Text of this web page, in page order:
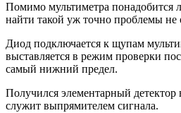
Помимо мультиметра понадобится
найти такой уж точно проблемы не
Диод подключается к щупам
выставляется в режим проверки
самый нижний предел.
Получился элементарный
служит выпрямителем сигнала.